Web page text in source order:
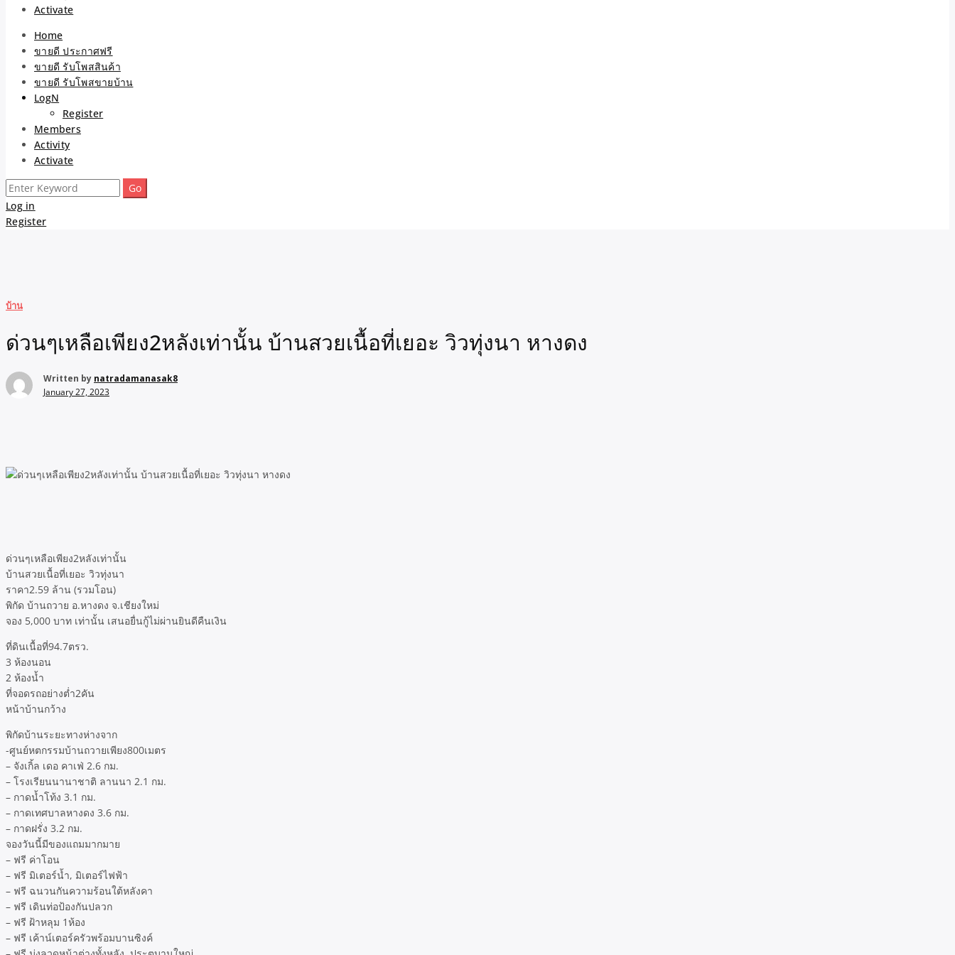
Activate
Home
ขายดี ประกาศฟรี
ขายดี รับโพสสินค้า
ขายดี รับโพสขายบ้าน
LogN
Register
Members
Activity
Activate
Search
for:
Log in
Register
บ้าน
ด่วนๆเหลือเพียง2หลังเท่านั้น บ้านสวยเนื้อที่เยอะ วิวทุ่งนา หางดง
Written by natradamanasak8
January 27, 2023
ด่วนๆเหลือเพียง2หลังเท่านั้น
บ้านสวยเนื้อที่เยอะ วิวทุ่งนา
ราคา2.59 ล้าน (รวมโอน)
พิกัด บ้านถวาย อ.หางดง จ.เชียงใหม่
จอง 5,000 บาท เท่านั้น เสนอยื่นกู้ไม่ผ่านยินดีคืนเงิน
ที่ดินเนื้อที่94.7ตรว.
3 ห้องนอน
2 ห้องน้ำ
ที่จอดรถอย่างต่ำ2คัน
หน้าบ้านกว้าง
พิกัดบ้านระยะทางห่างจาก
-ศูนย์หตกรรมบ้านถวายเพียง800เมตร
– จังเกิ้ล เดอ คาเฟ่ 2.6 กม.
– โรงเรียนนานาชาติ ลานนา 2.1 กม.
– กาดน้ำโท้ง 3.1 กม.
– กาดเทศบาลหางดง 3.6 กม.
– กาดฝรั่ง 3.2 กม.
จองวันนี้มีของแถมมากมาย
– ฟรี ค่าโอน
– ฟรี มิเตอร์น้ำ, มิเตอร์ไฟฟ้า
– ฟรี ฉนวนกันความร้อนใต้หลังคา
– ฟรี เดินท่อป้องกันปลวก
– ฟรี ฝ้าหลุม 1ห้อง
– ฟรี เค้าน์เตอร์ครัวพร้อมบานซิงค์